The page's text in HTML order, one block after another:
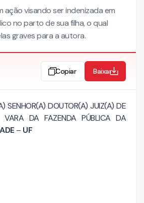
ação visando ser indenizada em
no parto de sua filha, o qual
graves para a autora.
Copiar Baixar
SENHOR(A) DOUTOR(A) JUIZ(A) DE
VARA DA FAZENDA PÚBLICA DA
– UF